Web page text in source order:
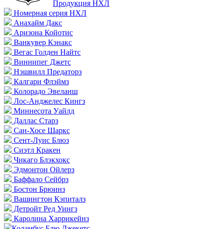
Продукция НХЛ
Номерная серия НХЛ
Анахайм Дакс
Аризона Койотис
Ванкувер Кэнакс
Вегас Голден Найтс
Виннипег Джетс
Нэшвилл Предаторз
Калгари Флэймз
Колорадо Эвеланш
Лос-Анджелес Кингз
Миннесота Уайлд
Даллас Старз
Сан-Хосе Шаркс
Сент-Луис Блюз
Сиэтл Кракен
Чикаго Блэкхокс
Эдмонтон Ойлерз
Баффало Сейбрз
Бостон Брюинз
Вашингтон Кэпиталз
Детройт Ред Уингз
Каролина Харрикейнз